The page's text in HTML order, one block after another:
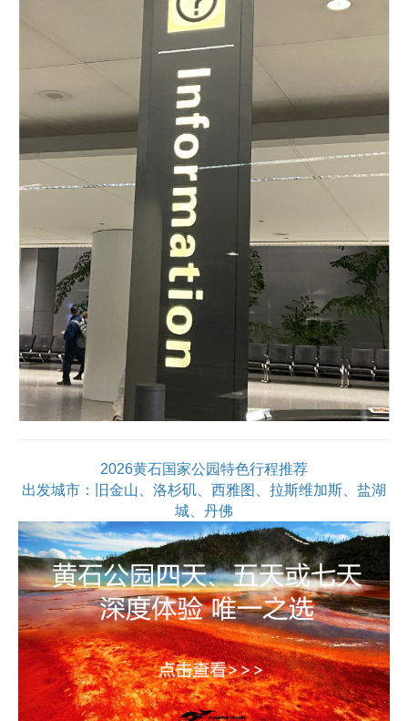
2026黄石国家公园特色行程推荐
出发城市：旧金山、洛杉矶、西雅图、拉斯维加斯、盐湖
城、丹佛